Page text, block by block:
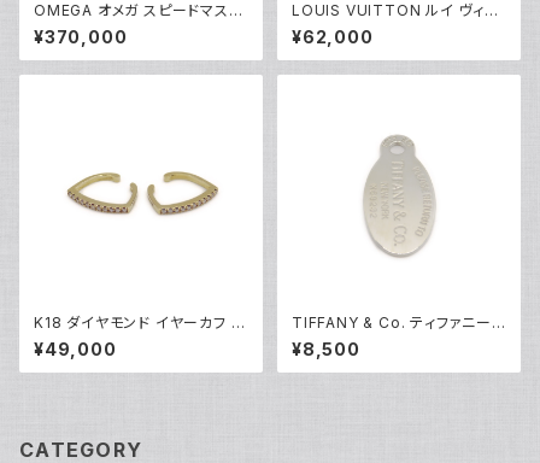
OMEGA オメガ スピードマスタ
ー オートマチック 3510.50 自
動巻き クロノグラフ Y05155
¥370,000
LOUIS VUITTON ルイ ヴィト
ン ポシェット アクセソワール ポ
ーチ モノグラム M51980 Y052
27
¥62,000
K18 ダイヤモンド イヤーカフ 1
8金 Y05253
¥49,000
TIFFANY & Co. ティファニー
リターントゥ タグ ネックレストッ
プ シルバー925 ペンダントトッ
プ Y05233
¥8,500
CATEGORY